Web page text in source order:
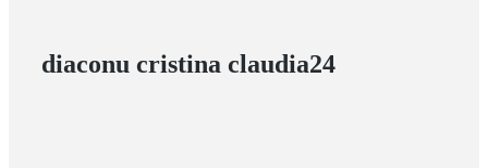
diaconu cristina claudia24